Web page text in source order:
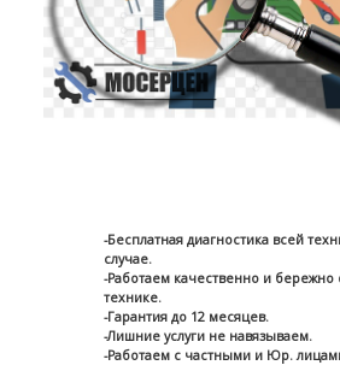
-Бесплатная диагностика всей
случае.
-Работаем качественно и бережно
технике.
-Гарантия до 12 месяцев.
-Лишние услуги не навязываем.
-Работаем с частными и Юр.